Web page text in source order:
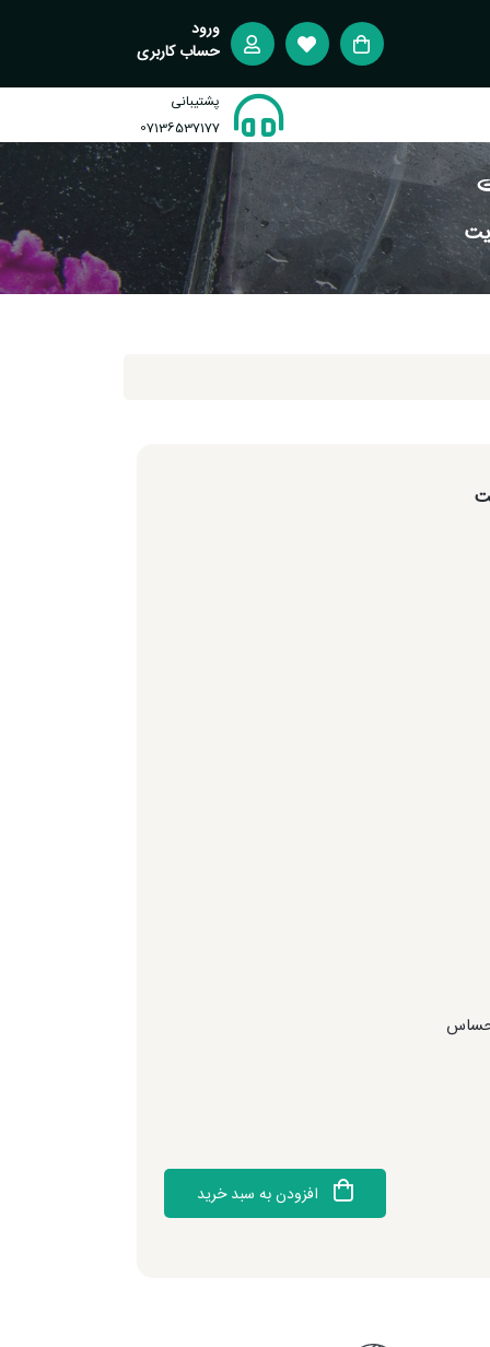
ورود
حساب کاربری
پشتیبانی
07136537177
حساس
افزودن به سبد خرید